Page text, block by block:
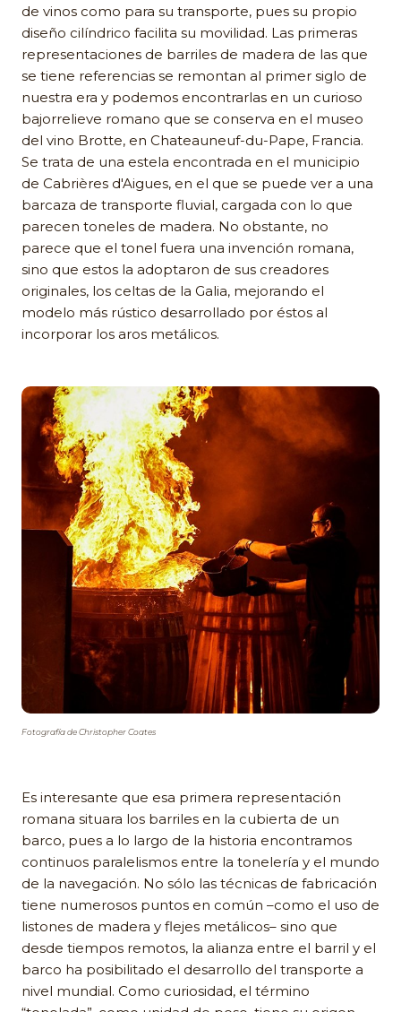
de vinos como para su transporte, pues su propio
diseño cilíndrico facilita su movilidad. Las primeras
representaciones de barriles de madera de las que
se tiene referencias se remontan al primer siglo de
nuestra era y podemos encontrarlas en un curioso
bajorrelieve romano que se conserva en el museo
del vino Brotte, en Chateauneuf-du-Pape, Francia.
Se trata de una estela encontrada en el municipio
de Cabrières d'Aigues, en el que se puede ver a una
barcaza de transporte fluvial, cargada con lo que
parecen toneles de madera. No obstante, no
parece que el tonel fuera una invención romana,
sino que estos la adoptaron de sus creadores
originales, los celtas de la Galia, mejorando el
modelo más rústico desarrollado por éstos al
incorporar los aros metálicos.
Fotografía de Christopher Coates
Es interesante que esa primera representación
romana situara los barriles en la cubierta de un
barco, pues a lo largo de la historia encontramos
continuos paralelismos entre la tonelería y el mundo
de la navegación. No sólo las técnicas de fabricación
tiene numerosos puntos en común –como el uso de
listones de madera y flejes metálicos– sino que
desde tiempos remotos, la alianza entre el barril y el
barco ha posibilitado el desarrollo del transporte a
nivel mundial. Como curiosidad, el término